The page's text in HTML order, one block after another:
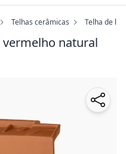
Telhas cerâmicas Telha de
vermelho natural